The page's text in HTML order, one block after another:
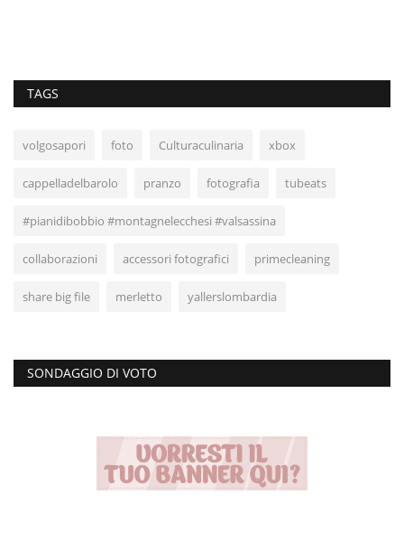
TAGS
volgosapori foto Culturaculinaria xbox
cappelladelbarolo pranzo fotografia tubeats
#pianidibobbio #montagnelecchesi #valsassina
collaborazioni accessori fotografici primecleaning
share big file merletto yallerslombardia
SONDAGGIO DI VOTO